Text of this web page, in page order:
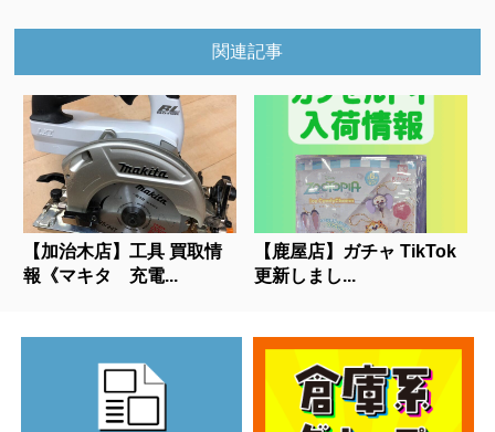
関連記事
【加治木店】工具 買取情
報《マキタ 充電...
【鹿屋店】ガチャ TikTok
更新しまし...